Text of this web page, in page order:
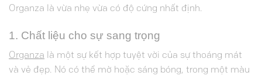
Organza là vừa nhẹ vừa có độ cứng nhất định.
1. Chất liệu cho sự sang trọng
Organza là một sự kết hợp tuyệt vời của sự thoáng mát
và vẻ đẹp. Nó có thể mờ hoặc sáng bóng, trong một màu